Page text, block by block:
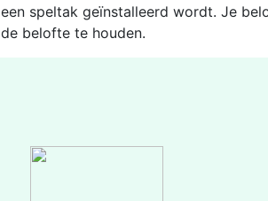
een speltak geïnstalleerd wordt. Je
de belofte te houden.